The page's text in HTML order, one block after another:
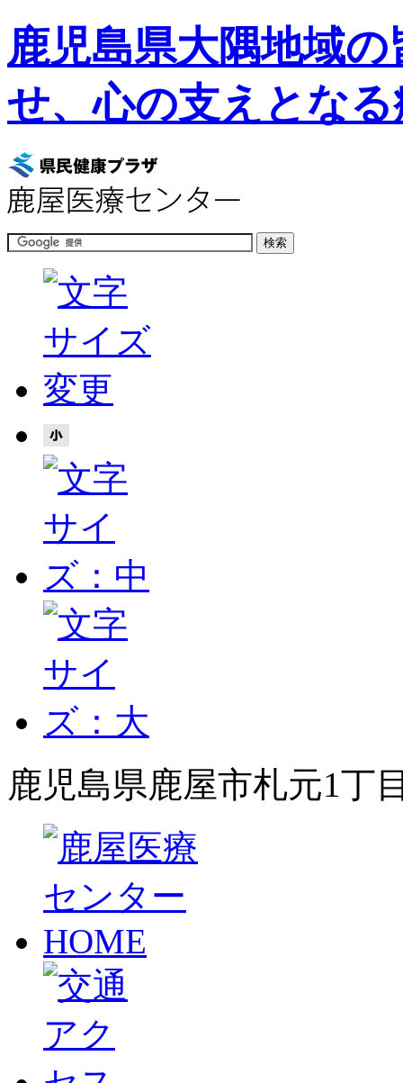
鹿児島県大隅地域
せ、心の支えとな
鹿児島県鹿屋市札元1丁